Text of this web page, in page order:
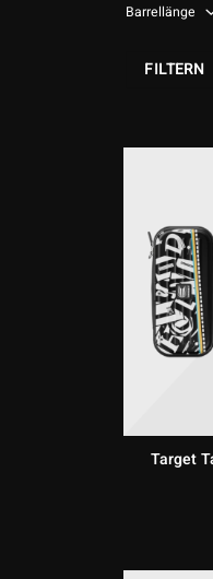
Barrellänge
FILTERN
Target